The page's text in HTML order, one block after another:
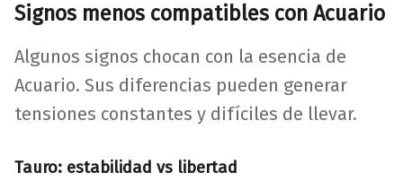
Signos menos compatibles con Acuario
Algunos signos chocan con la esencia de
Acuario. Sus diferencias pueden generar
tensiones constantes y difíciles de llevar.
Tauro: estabilidad vs libertad